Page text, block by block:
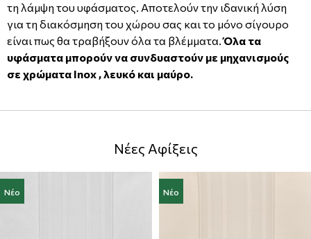
τη λάμψη του υφάσματος. Αποτελούν την ιδανική λύση
για τη διακόσμηση του χώρου σας και το μόνο σίγουρο
είναι πως θα τραβήξουν όλα τα βλέμματα.Όλα τα
υφάσματα μπορούν να συνδυαστούν με μηχανισμούς
σε χρώματα Inox , λευκό και μαύρο.
Νέες Αφίξεις
Νέο Νέο